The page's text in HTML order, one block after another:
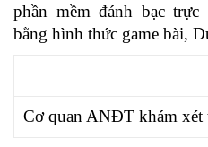
phần mềm đánh bạc trực
bằng hình thức game bài,
Cơ quan ANĐT khám xét